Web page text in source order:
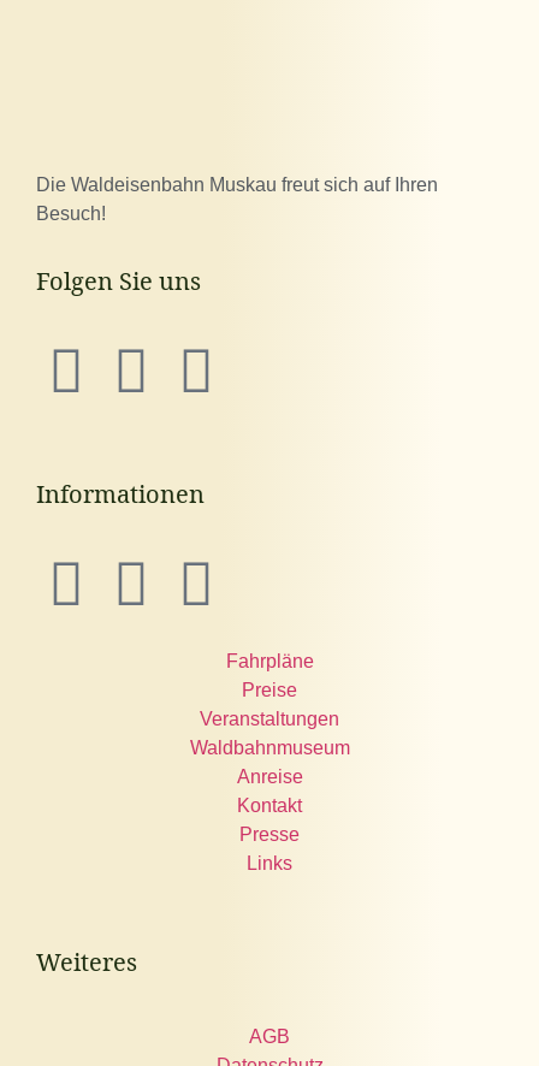
Die Waldeisenbahn Muskau freut sich auf Ihren
Besuch!
Folgen Sie uns
Informationen
Fahrpläne
Preise
Veranstaltungen
Waldbahnmuseum
Anreise
Kontakt
Presse
Links
Weiteres
AGB